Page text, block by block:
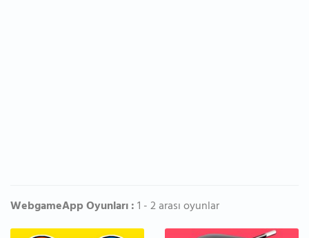
WebgameApp Oyunları :1 - 2 arası oyunlar